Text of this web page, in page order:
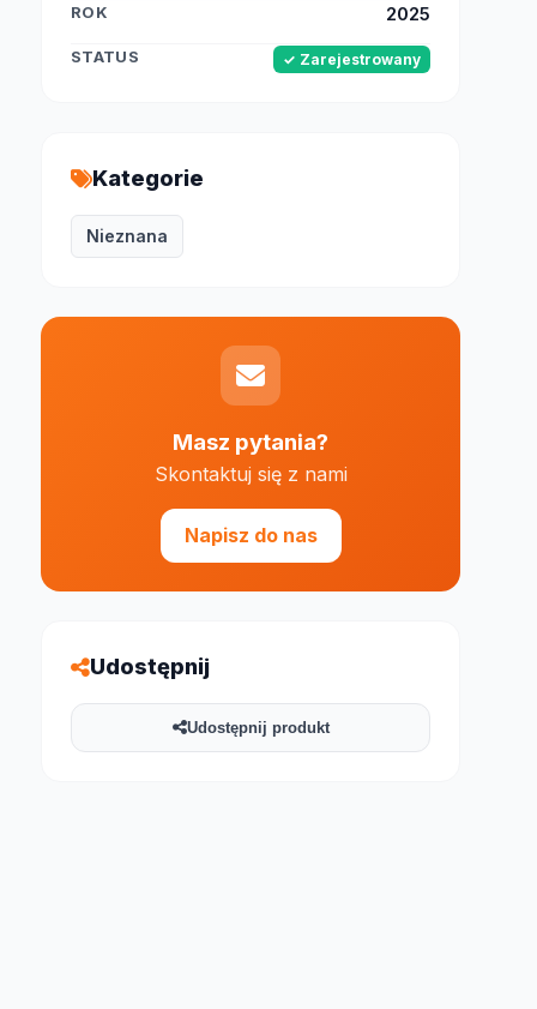
znaków
ROK 2025
STATUS ✓ Zarejestrowany
Kategorie
Nieznana
Masz pytania?
Skontaktuj się z nami
Napisz do nas
Udostępnij
Udostępnij produkt